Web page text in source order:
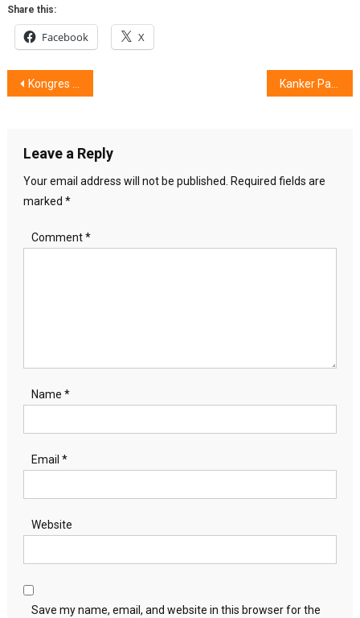
Share this:
Facebook X
Post
Kongres Nasional IV IPK Indonesia : Menjaga Kesehatan Jiwa Masyarakat Indonesia
Leave a Reply
Your email address will not be published.
Required fields are
marked *
Comment*
Name *
Email *
Website
Save my name, email, and website in this browser for the